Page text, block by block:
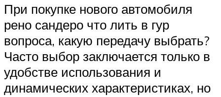
При покупке нового автомобиля
рено сандеро что лить в гур
вопроса, какую передачу выбрать?
Часто выбор заключается только в
удобстве использования и
динамических характеристиках, но